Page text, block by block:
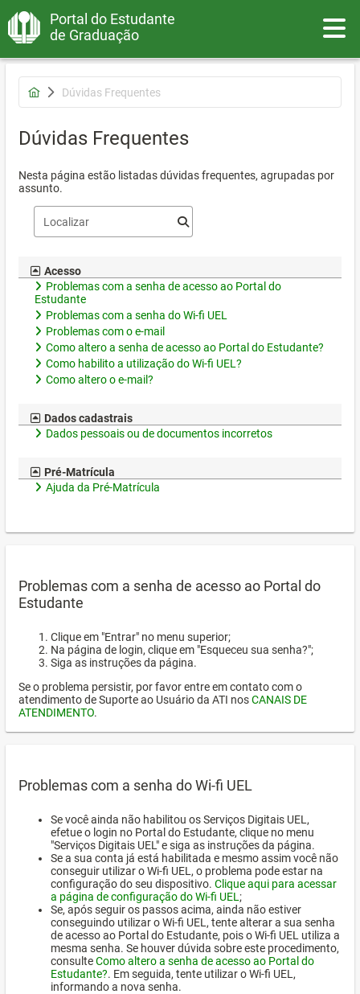
Portal do Estudante
de Graduação
Dúvidas Frequentes
Dúvidas Frequentes
Nesta página estão listadas dúvidas frequentes, agrupadas por
assunto.
Acesso
Problemas com a senha de acesso ao Portal do
Estudante
Problemas com a senha do Wi-fi UEL
Problemas com o e-mail
Como altero a senha de acesso ao Portal do Estudante?
Como habilito a utilização do Wi-fi UEL?
Como altero o e-mail?
Dados cadastrais
Dados pessoais ou de documentos incorretos
Pré-Matrícula
Ajuda da Pré-Matrícula
Problemas com a senha de acesso ao Portal do
Estudante
Clique em "Entrar" no menu superior;
Na página de login, clique em "Esqueceu sua senha?";
Siga as instruções da página.
Se o problema persistir, por favor entre em contato com o
atendimento de Suporte ao Usuário da ATI nosCANAIS DE
ATENDIMENTO.
Problemas com a senha do Wi-fi UEL
Se você ainda não habilitou os Serviços Digitais UEL,
efetue o login no Portal do Estudante, clique no menu
"Serviços Digitais UEL" e siga as instruções da página.
Se a sua conta já está habilitada e mesmo assim você não
conseguir utilizar o Wi-fi UEL, o problema pode estar na
configuração do seu dispositivo. Clique aqui para acessar
a página de configuração do Wi-fi UEL ;
Se, após seguir os passos acima, ainda não estiver
conseguindo utilizar o Wi-fi UEL, tente alterar a sua senha
de acesso ao Portal do Estudante, pois o Wi-fi UEL utiliza a
mesma senha. Se houver dúvida sobre este procedimento,
consulteComo altero a senha de acesso ao Portal do
Estudante?. Em seguida, tente utilizar o Wi-fi UEL,
informando a nova senha.